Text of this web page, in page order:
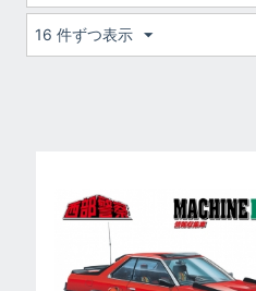
16 件ずつ表示